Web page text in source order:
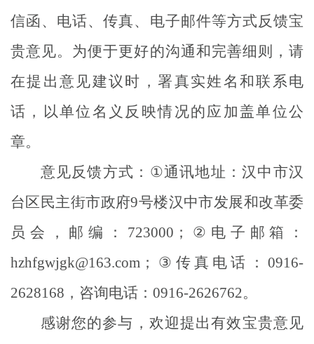
信函、 电话、传真、电子邮件等方式反馈宝
贵意见。 为便于更好的沟通和完善细则，请
在提出意见建议时，署真实姓名和联系电
话，以单位名义反映情况的应加盖单位公
章。
意见反馈方式： ①通讯地址：汉中市汉
台区民主街市政府9号楼汉中市发展和改革委
员会，邮编： 723000 ； ② 电子邮箱：
hzhfgwjgk@163.com ； ③ 传真电话：0916-
2628168 ，咨询电话： 0916-2626762。
感谢您的参与，欢迎提出有效宝贵意见